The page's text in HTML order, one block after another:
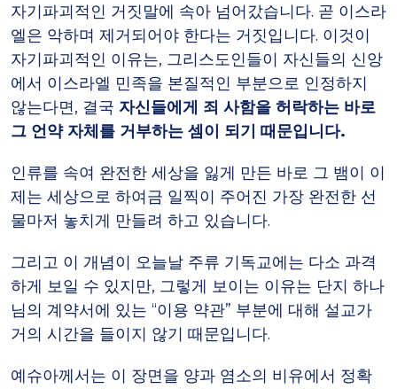
자기파괴적인 거짓말에 속아 넘어갔습니다. 곧 이스라
엘은 악하며 제거되어야 한다는 거짓입니다. 이것이
자기파괴적인 이유는, 그리스도인들이 자신들의 신앙
에서 이스라엘 민족을 본질적인 부분으로 인정하지
않는다면, 결국 자신들에게 죄 사함을 허락하는 바로
그 언약 자체를 거부하는 셈이 되기 때문입니다.
인류를 속여 완전한 세상을 잃게 만든 바로 그 뱀이 이
제는 세상으로 하여금 일찍이 주어진 가장 완전한 선
물마저 놓치게 만들려 하고 있습니다.
그리고 이 개념이 오늘날 주류 기독교에는 다소 과격
하게 보일 수 있지만, 그렇게 보이는 이유는 단지 하나
님의 계약서에 있는 “이용 약관” 부분에 대해 설교가
거의 시간을 들이지 않기 때문입니다.
예슈아께서는 이 장면을 양과 염소의 비유에서 정확